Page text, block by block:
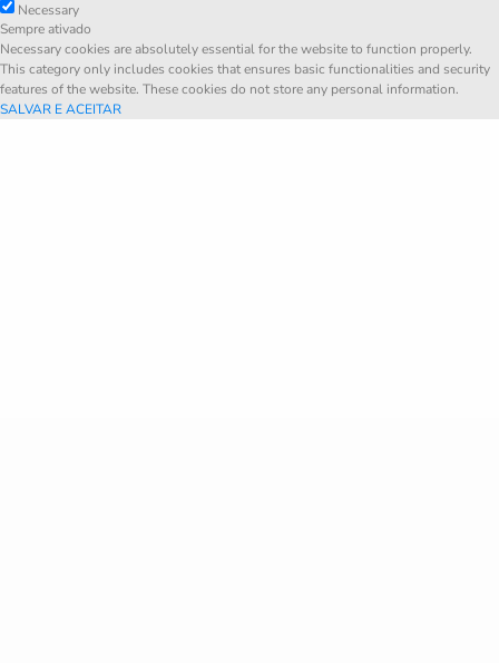
Necessary
Sempre ativado
Necessary cookies are absolutely essential for the website to function properly.
This category only includes cookies that ensures basic functionalities and security
features of the website. These cookies do not store any personal information.
SALVAR E ACEITAR